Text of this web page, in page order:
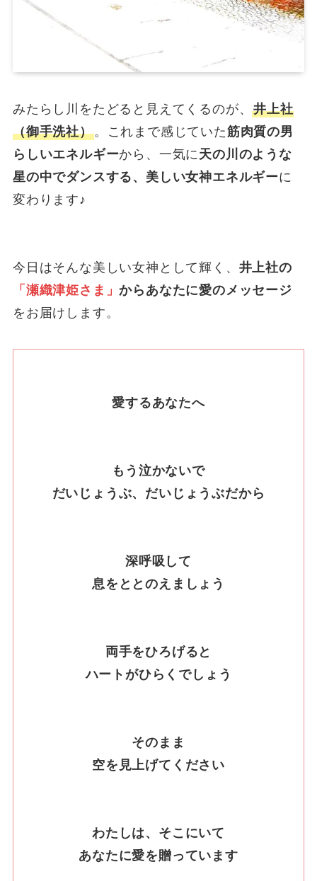
みたらし川をたどると見えてくるのが、井上社
（御手洗社）。これまで感じていた筋肉質の男
らしいエネルギーから、一気に 天の川のような
星の中でダンスする、美しい女神エネルギーに
変わります♪
今日はそんな美しい女神として輝く、 井上社の
「瀬織津姫さま」からあなたに愛のメッセージ
をお届けします。
愛するあなたへ
もう泣かないで
だいじょうぶ、だいじょうぶだから
深呼吸して
息をととのえましょう
両手をひろげると
ハートがひらくでしょう
そのまま
空を見上げてください
わたしは、そこにいて
あなたに愛を贈っています